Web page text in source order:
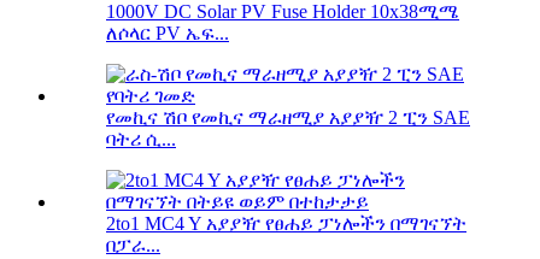
1000V DC Solar PV Fuse Holder 10x38ሚሜ
ለሶላር PV ኤፍ...
የመኪና ሽቦ የመኪና ማራዘሚያ አያያዥ 2 ፒን SAE
ባትሪ ሲ...
2to1 MC4 Y አያያዥ የፀሐይ ፓነሎችን በማገናኘት
በፓራ...